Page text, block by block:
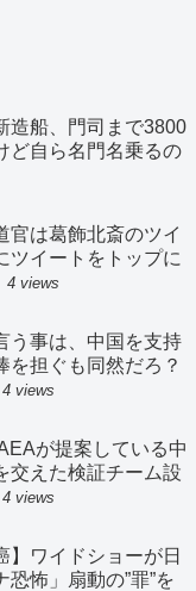
造船、門司まで3800
ど自ら名門名乗るの
官は葛飾北斎のツイ
イートをトップに
4 views
う事は、中国を支持
を担ぐも同然だろ？
4 views
が提案している中
交えた検証チーム設
4 views
】ワイドショーが日
怖」扇動の”罪”を